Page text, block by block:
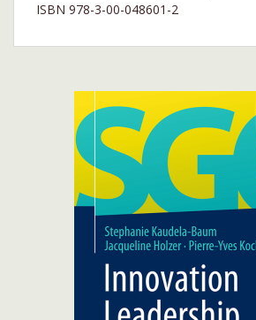
ISBN 978-3-00-048601-2